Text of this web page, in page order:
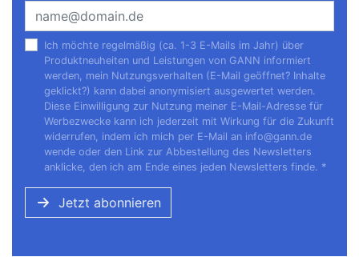
Ich möchte regelmäßig (ca. 1-3 E-Mails im Jahr) über
Produktneuheiten und Leistungen von GANN informiert
werden, mein Nutzungsverhalten (E-Mail geöffnet? Inhalte
geklickt?) kann dabei anonymisiert ausgewertet werden.
Diese Einwilligung zur Nutzung meiner E-Mail-Adresse für
Werbezwecke kann ich jederzeit mit Wirkung für die Zukunft
widerrufen, indem ich mich per E-Mail an info@gann.de
wende oder den Link zur Abbestellung des Newsletters
anklicke, den ich am Ende eines jeden Newsletters finde. *
Jetzt abonnieren